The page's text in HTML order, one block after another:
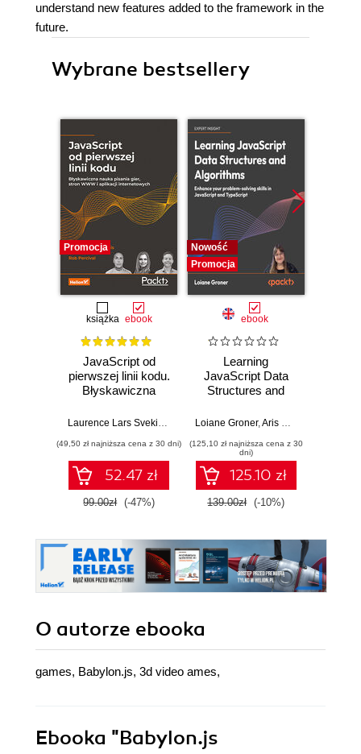
understand new features added to the framework in the
future.
Wybrane bestsellery
Promocja
książka ebook
JavaScript od
pierwszej linii kodu.
Błyskawiczna
stron WWW i
internetowych
Laurence Lars Svekis
, Maaike van Putten,Rob Percival
(49,50 zł najniższa cena z 30 dni)
52.47 zł
99.00zł (-47%)
Nowość
Promocja
ebook
Learning
JavaScript Data
Structures and
Enhance your
skills in JavaScript
and TypeScript -
Fourth Edition
Loiane Groner,Aris Markogiannakis
(125,10 zł najniższa cena z 30
dni)
125.10 zł
139.00zł (-10%)
O autorze ebooka
games, Babylon.js, 3d video ames,
Ebooka "Babylon.js